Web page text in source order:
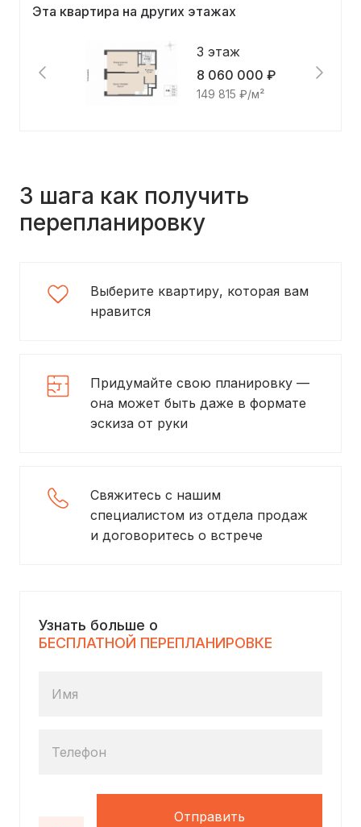
Эта квартира на других этажах
3 этаж
8 060 000 ₽
149 815 ₽/м²
3 шага как получить
перепланировку
Выберите квартиру, которая вам
нравится
Придумайте свою планировку —
она может быть даже в формате
эскиза от руки
Свяжитесь с нашим
специалистом из отдела продаж
и договоритесь о встрече
Узнать больше о
БЕСПЛАТНОЙ ПЕРЕПЛАНИРОВКЕ
Имя
Телефон
Отправить